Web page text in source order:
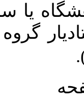
یا
گروه